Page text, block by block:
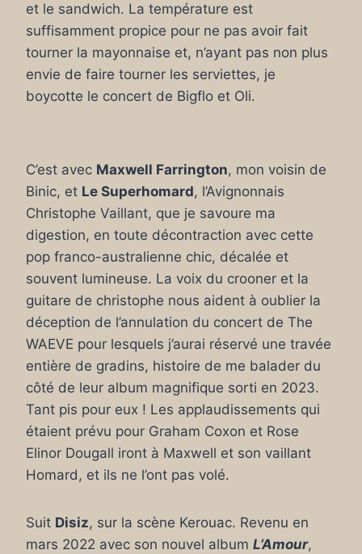
et le sandwich. La température est
suffisamment propice pour ne pas avoir fait
tourner la mayonnaise et, n’ayant pas non plus
envie de faire tourner les serviettes, je
boycotte le concert de Bigflo et Oli.
C’est avec Maxwell Farrington, mon voisin de
Binic, et Le Superhomard, l’Avignonnais
Christophe Vaillant, que je savoure ma
digestion, en toute décontraction avec cette
pop franco-australienne chic, décalée et
souvent lumineuse. La voix du crooner et la
guitare de christophe nous aident à oublier la
déception de l’annulation du concert de The
WAEVE pour lesquels j’aurai réservé une travée
entière de gradins, histoire de me balader du
côté de leur album magnifique sorti en 2023.
Tant pis pour eux ! Les applaudissements qui
étaient prévu pour Graham Coxon et Rose
Elinor Dougall iront à Maxwell et son vaillant
Homard, et ils ne l’ont pas volé.
Suit Disiz, sur la scène Kerouac. Revenu en
mars 2022 avec son nouvel album L’Amour,